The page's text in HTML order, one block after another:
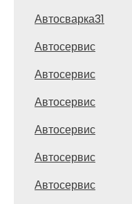
Автосварка31
Автосервис
Автосервис
Автосервис
Автосервис
Автосервис
Автосервис